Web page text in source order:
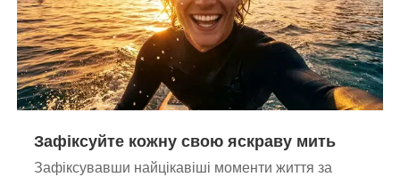
Зафіксуйте кожну свою яскраву мить
Зафіксувавши найцікавіші моменти життя за